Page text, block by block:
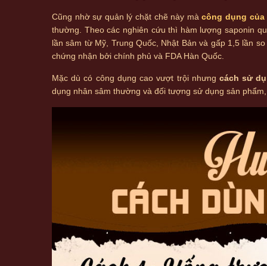
Cũng nhờ sự quản lý chặt chẽ này màcông dụng của
thường. Theo các nghiên cứu thì hàm lượng saponin
lần sâm từ Mỹ, Trung Quốc, Nhật Bản và gấp 1,5 lần
chứng nhận bởi chính phủ và FDA Hàn Quốc.
Mặc dù có công dụng cao vượt trội nhưng cách sử
dụng nhân sâm thường và đối tượng sử dụng sản